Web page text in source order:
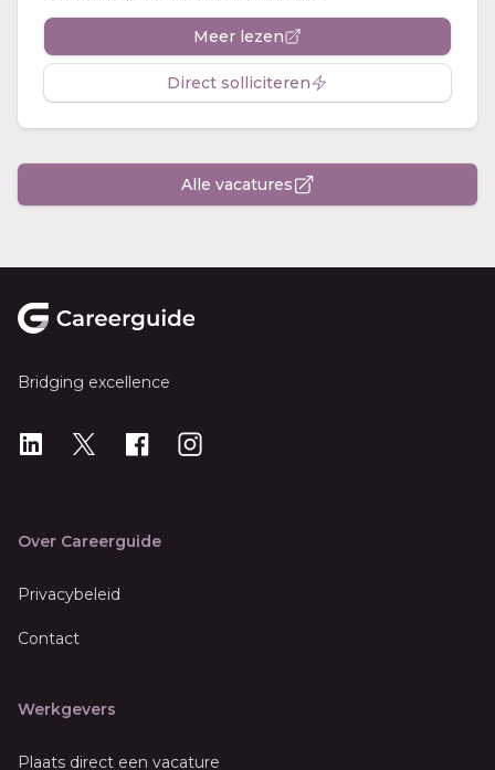
Meer lezen
Direct solliciteren
Alle vacatures
Bridging excellence
LinkedIn
X Instagram
Over Careerguide
Privacybeleid
Contact
Werkgevers
Plaats direct een vacature